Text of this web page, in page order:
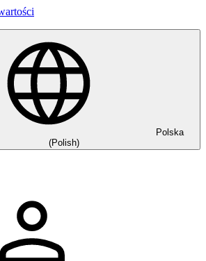
Polska
(Polish)